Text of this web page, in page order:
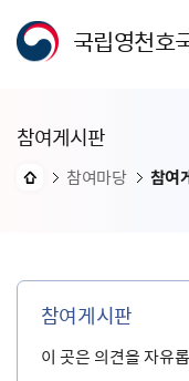
국립영천호
참여게시판
참여마당 참여
참여게시판
이 곳은 의견을 자유